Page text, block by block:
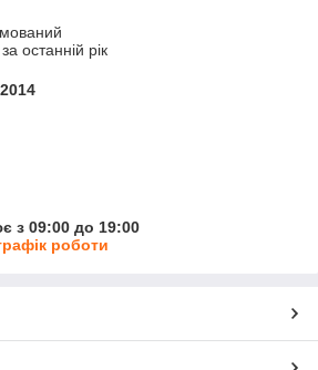
останній рік
з 09:00 до 19:00
роботи